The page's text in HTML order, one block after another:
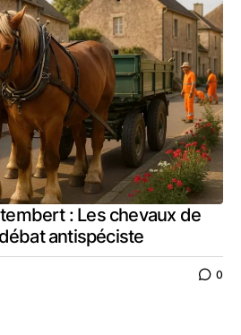
: Les chevaux de
antispéciste
0